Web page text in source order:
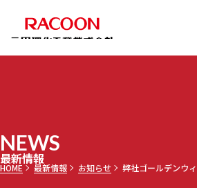
NEWS
最新情報
HOME 最新情報 お知らせ 弊社ゴールデンウ